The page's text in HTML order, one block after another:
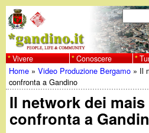
al
contenuto
principale
w
w
w
F
o
r
m
d
C
e
r
c
a
Vivere Conoscere
Tu
sei
Home »Video Produzione Bergamo » Il
confronta a Gandino
Il network dei
confronta a